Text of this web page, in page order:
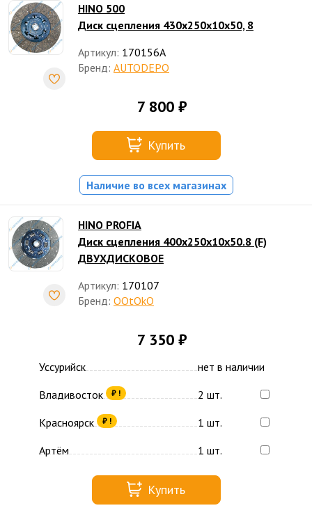
HINO 500
Диск сцепления 430х250х10х50, 8
Артикул: 170156A
Бренд: AUTODEPO
7 800 ₽
Купить
Наличие во всех магазинах
HINO PROFIA
Диск сцепления 400x250x10x50.8 (F)
ДВУХДИСКОВОЕ
Артикул: 170107
Бренд: OOtOkO
7 350 ₽
Уссурийск
нет в наличии
Владивосток
₽ !
2 шт.
Красноярск
₽ !
1 шт.
Артём
1 шт.
Купить